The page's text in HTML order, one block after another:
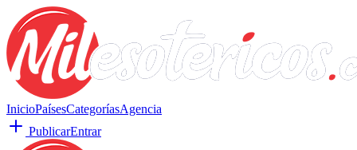
InicioPaísesCategoríasAgencia
PublicarEntrar